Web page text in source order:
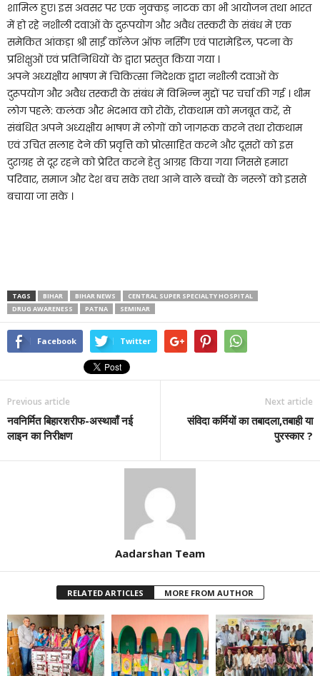
शामिल हुए। इस अवसर पर एक नुक्कड़ नाटक का भी आयोजन तथा भारत
में हो रहे नशीली दवाओं के दुरूपयोग और अवैध तस्करी के संबंध में एक
समेकित आंकड़ा श्री साईं कॉलेज ऑफ नर्सिंग एवं पारामेडिल, पटना के
प्रशिक्षुओं एवं प्रतिनिधियों के द्वारा प्रस्तुत किया गया ।
अपने अध्यक्षीय भाषण में चिकित्सा निदेशक द्वारा नशीली दवाओं के
दुरूपयोग और अवैध तस्करी के संबंध में विभिन्न मुद्दों पर चर्चा की गई । थीम
लोग पहले: कलंक और भेदभाव को रोकें, रोकथाम को मजबूत करें, से
संबंधित अपने अध्यक्षीय भाषण में लोगों को जागरूक करने तथा रोकथाम
एवं उचित सलाह देने की प्रवृत्ति को प्रोत्साहित करने और दूसरों को इस
दुराग्रह से दूर रहने को प्रेरित करने हेतु आग्रह किया गया जिससे हमारा
परिवार, समाज और देश बच सके तथा आने वाले बच्चों के नस्लों को इससे
बचाया जा सके ।
TAGS BIHAR BIHAR NEWS
CENTRAL SUPER SPECIALTY HOSPITAL
DRUG AWARENESS
PATNA SEMINAR
Facebook Twitter
Previous article
नवनिर्मित बिहारशरीफ-अस्थावाँ नई
लाइन का निरीक्षण
Next article
संविदा कर्मियों का तबादला,तबाही या
पुरस्कार ?
Aadarshan Team
RELATED ARTICLES MORE FROM AUTHOR